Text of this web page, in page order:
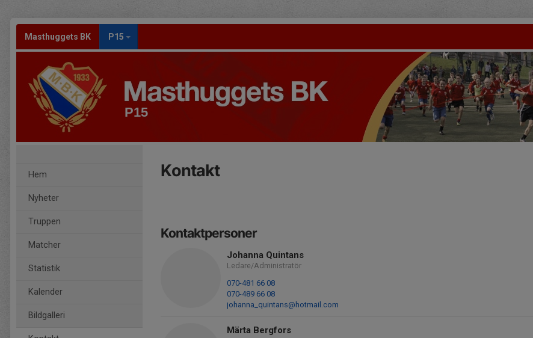
Masthuggets BK P15
P15
Hem
Nyheter
Truppen
Matcher
Statistik
Kalender
Bildgalleri
Kontakt
Kontaktpersoner
Johanna Quintans
Ledare/Administratör
070-481 66 08
070-489 66 08
johanna_quintans@hotmail.com
Märta Bergfors